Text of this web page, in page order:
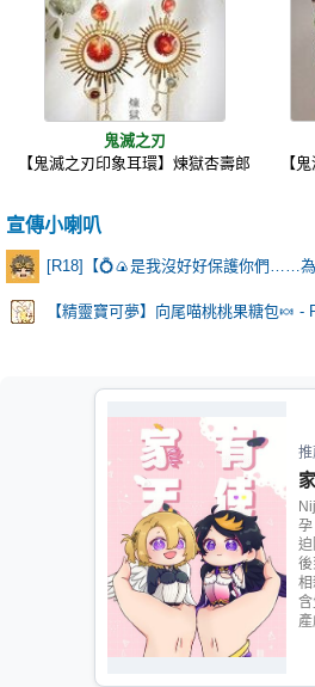
鬼滅之刃
【鬼滅之刃印象耳環】煉獄杏壽郎
【
宣傳小喇叭
【精靈寶可夢】向尾喵桃桃果糖包🍬 -
相
含